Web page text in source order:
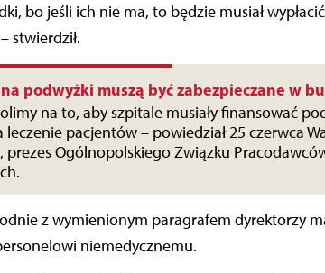
bo jeśli ich nie ma, to będzie musiał
stwierdził.
podwyżki muszą być zabezpieczane w
na to, aby szpitale musiały finansować
leczenie pacjentów – powiedział 25 czerwca
prezes Ogólnopolskiego Związku
z wymienionym paragrafem dyrektorzy
niemedycznemu.